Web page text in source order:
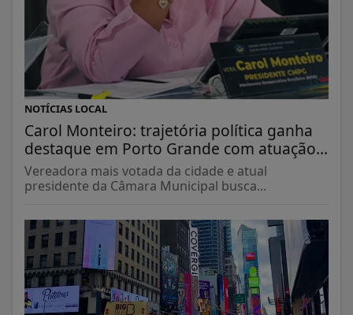
NOTÍCIAS LOCAL
Carol Monteiro: trajetória política ganha
destaque em Porto Grande com atuação...
Vereadora mais votada da cidade e atual
presidente da Câmara Municipal busca...